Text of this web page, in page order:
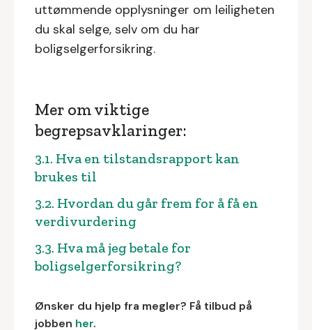
uttømmende opplysninger om leiligheten
du skal selge, selv om du har
boligselgerforsikring.
Mer om viktige
begrepsavklaringer:
3.1. Hva en tilstandsrapport kan
brukes til
3.2. Hvordan du går frem for å få en
verdivurdering
3.3. Hva må jeg betale for
boligselgerforsikring?
Ønsker du hjelp fra megler? Få tilbud på
jobben her.